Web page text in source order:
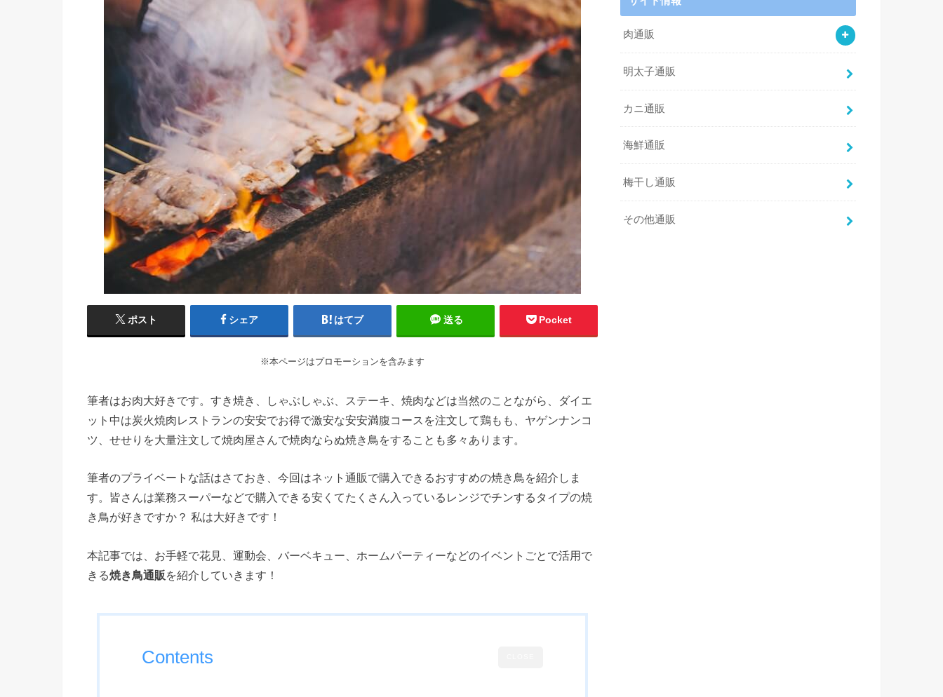
ポスト シェア はてブ 送る Pocket
※本ページはプロモーションを含みます
筆者はお肉大好きです。すき焼き、しゃぶしゃぶ、ステーキ、焼肉などは当然のことながら、ダイエ
ット中は炭火焼肉レストランの安安でお得で激安な安安満腹コースを注文して鶏もも、ヤゲンナンコ
ツ、せせりを大量注文して焼肉屋さんで焼肉ならぬ焼き鳥をすることも多々あります。
筆者のプライベートな話はさておき、今回はネット通販で購入できるおすすめの焼き鳥を紹介しま
す。皆さんは業務スーパーなどで購入できる安くてたくさん入っているレンジでチンするタイプの焼
き鳥が好きですか？ 私は大好きです！
本記事では、お手軽で花見、運動会、バーベキュー、ホームパーティーなどのイベントごとで活用で
きる焼き鳥通販を紹介していきます！
Contents
肉通販
明太子通販
カニ通販
海鮮通販
梅干し通販
その他通販